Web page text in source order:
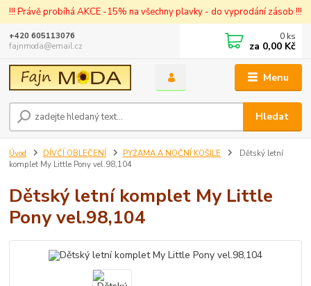
!!! Právě probíhá AKCE -15% na všechny plavky - do vyprodání zásob !!!
Menu
Hledat
+420 605113076
fajnmoda@email.cz
0 ks
za 0,00 Kč
Úvod DÍVČÍ OBLEČENÍ PYŽAMA A NOČNÍ KOŠILE
Dětský letní
komplet My Little Pony vel.98,104
Dětský letní komplet My Little
Pony vel.98,104